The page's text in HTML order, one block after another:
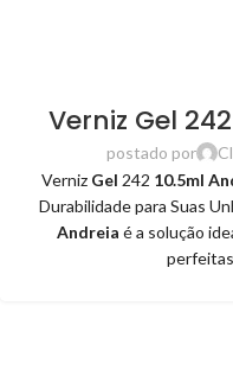
Verniz Gel
postado por
Verniz Gel 242 10.5ml
Durabilidade para Suas
Andreia é a solução